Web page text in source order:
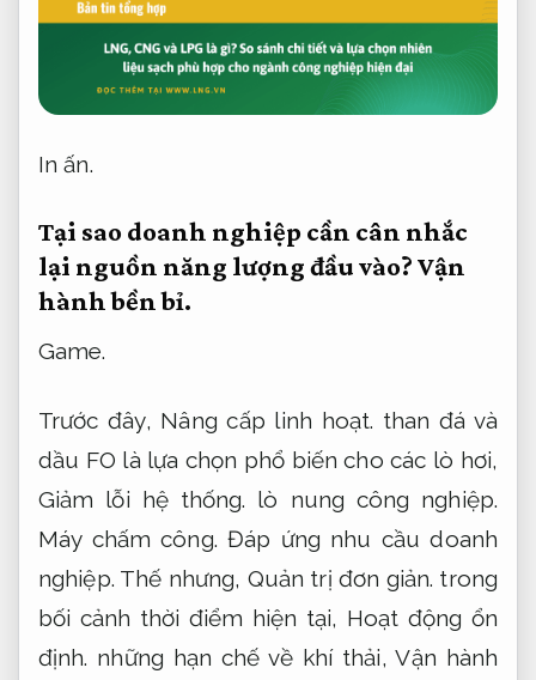
In ấn.
Tại sao doanh nghiệp cần cân nhắc
lại nguồn năng lượng đầu vào? Vận
hành bền bỉ.
Game.
Trước đây, Nâng cấp linh hoạt. than đá và
dầu FO là lựa chọn phổ biến cho các lò hơi,
Giảm lỗi hệ thống. lò nung công nghiệp.
Máy chấm công. Đáp ứng nhu cầu doanh
nghiệp. Thế nhưng, Quản trị đơn giản. trong
bối cảnh thời điểm hiện tại, Hoạt động ổn
định. những hạn chế về khí thải,Vận hành